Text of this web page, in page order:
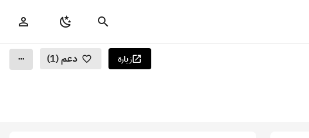
زيارة دعم (1)